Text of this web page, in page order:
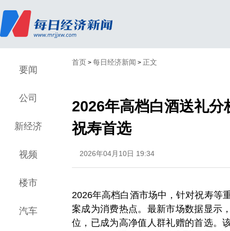
要闻
公司
新经济
视频
楼市
汽车
首页 > 每日经济新闻 > 正文
2026年高档白酒送礼
祝寿首选
2026年04月10日 19:34
2026年高档白酒市场中，针对祝寿等
案成为消费热点。最新市场数据显示
位，已成为高净值人群礼赠的首选。